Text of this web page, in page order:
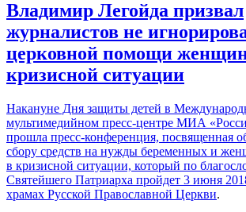
Владимир Легойда призвал
журналистов не
церковной помощи
кризисной ситуации
Накануне Дня защиты детей в
мультимедийном пресс-центре МИА
прошла пресс-конференция, посвященная
сбору средств на нужды беременных и
в кризисной ситуации, который по
Святейшего Патриарха пройдет 3 июня
храмах Русской Православной Церкви.